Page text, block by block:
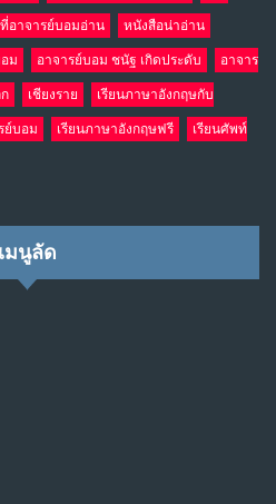
อาจารย์บอมอ่าน หนังสือน่าอ่าน
ม อาจารย์บอม ชนัฐ เกิดประดับ อาจาร
เชียงราย เรียนภาษาอังกฤษกับ
ย์บอม เรียนภาษาอังกฤษฟรี เรียนศัพท์
เมนูลัด